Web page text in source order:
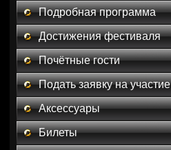
Подробная программа
Достижения фестиваля
Почётные гости
Подать заявку на участие
Аксессуары
Билеты